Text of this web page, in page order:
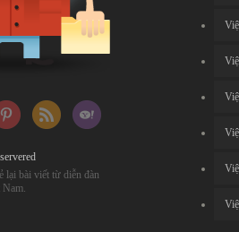
lại bài viết từ diễn đàn
Nam.